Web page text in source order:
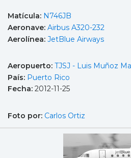
Matícula: N746JB
Aeronave: Airbus A320-232
Aerolínea: JetBlue Airways
Aeropuerto: TJSJ - Luis Muñoz
País: Puerto Rico
Fecha: 2012-11-25
Foto por: Carlos Ortiz